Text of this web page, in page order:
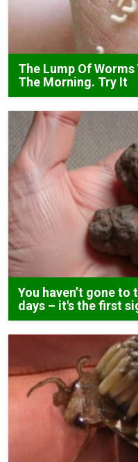
The Lump Of
The Morning. Try It
You haven’t gone
days – it's the first